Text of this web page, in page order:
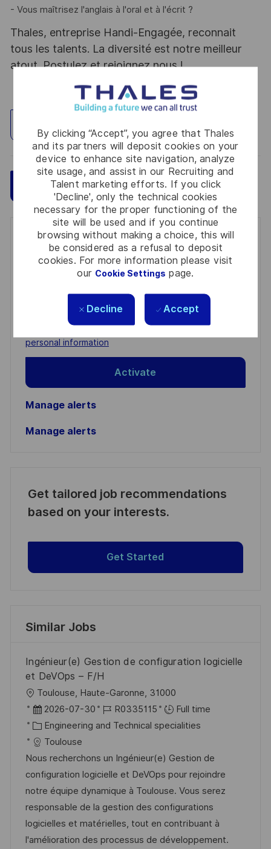
By clicking “Accept”, you agree that Thales
and its partners will deposit cookies on your
device to enhance site navigation, analyze
site usage, and assist in our Recruiting and
Talent marketing efforts. If you click
'Decline', only the technical cookies
necessary for the proper functioning of the
site will be used and if you continue
browsing without making a choice, this will
be considered as a refusal to deposit
cookies. For more information please visit
our Cookie Settings page.
Decline Accept
- Vous maîtrisez l'anglais à l'oral et à l'écrit ?
Thales, entreprise Handi-Engagée, reconnait
tous les talents. La diversité est notre meilleur
atout. Postulez et rejoignez nous !
Apply Now Save
Get notified for similar jobs
You'll receive updates once a week
(Required)
Review and agree to the terms of processing
personal information
Activate
Manage alerts
Manage alerts
Get tailored job recommendations
based on your interests.
Get Started
Similar Jobs
Ingénieur(e) Gestion de configuration logicielle
et DeVOps – F/H
L
o
c
a
t
i
o
n
Toulouse, Haute-Garonne, 31000
P
o
s
t
e
d
D
a
t
2026-07-30
J
o
I
d
R0335115
Full time
C
a
t
e
g
o
r
y
Engineering and Technical specialities
Toulouse
Nous recherchons un Ingénieur(e) Gestion de
configuration logicielle et DeVOps pour rejoindre
notre équipe dynamique à Toulouse. Vous serez
responsable de la gestion des configurations
logicielles et matérielles, tout en contribuant à
l'amélioration des processus de développement.